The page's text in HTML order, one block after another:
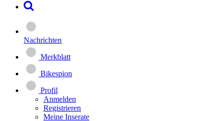
Nachrichten
Merkblatt
Bikespion
Profil
Anmelden
Registrieren
Meine Inserate